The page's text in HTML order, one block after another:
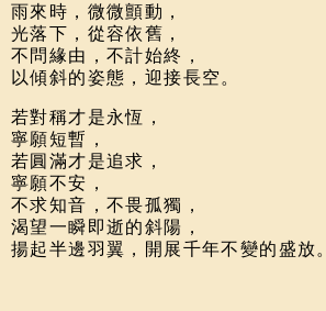
雨來時，微微顫動，
光落下，從容依舊，
不問緣由，不計始終，
以傾斜的姿態，迎接長空。
若對稱才是永恆，
寧願短暫，
若圓滿才是追求，
寧願不安，
不求知音，不畏孤獨，
渴望一瞬即逝的斜陽，
揚起半邊羽翼，開展千年不變的盛放。